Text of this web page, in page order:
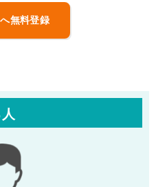
無料登録